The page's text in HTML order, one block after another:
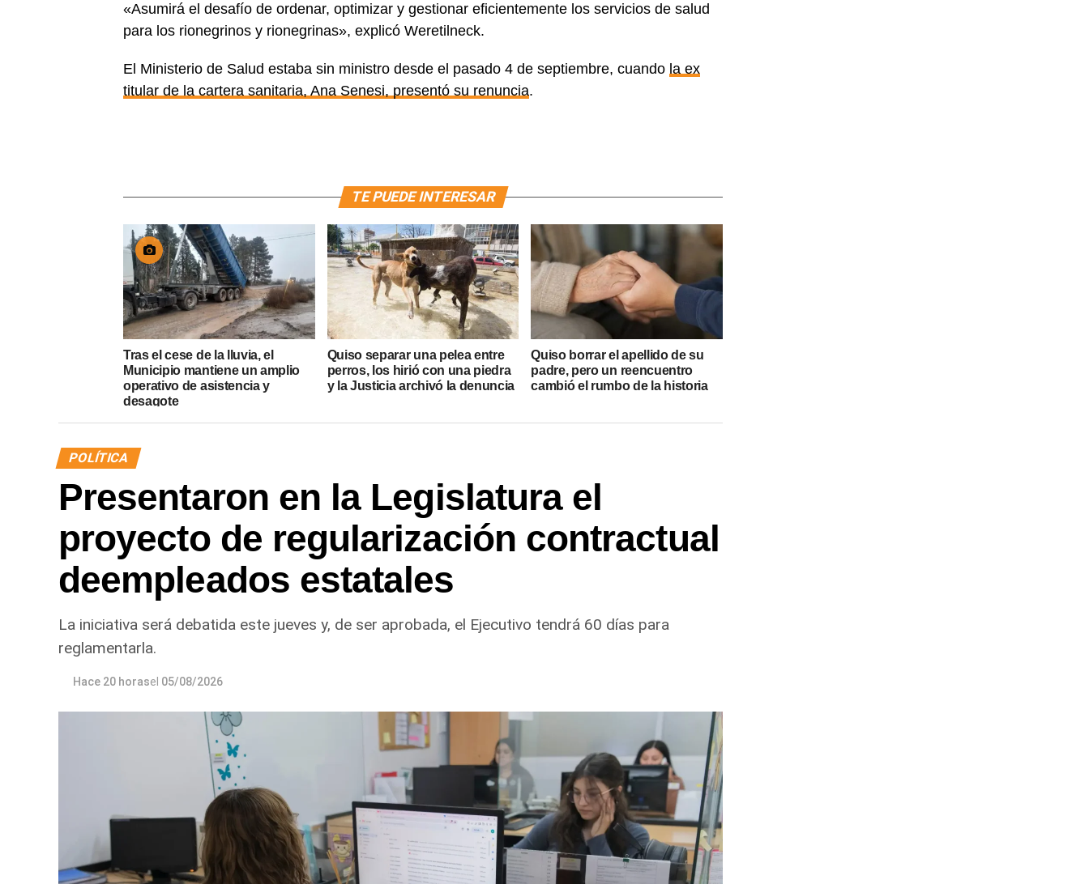
«Asumirá el desafío de ordenar, optimizar y gestionar eficientemente los servicios de salud
para los rionegrinos y rionegrinas», explicó Weretilneck.
El Ministerio de Salud estaba sin ministro desde el pasado 4 de septiembre, cuando la ex
titular de la cartera sanitaria, Ana Senesi, presentó su renuncia.
TE PUEDE INTERESAR
Tras el cese de la lluvia, el
Municipio mantiene un amplio
operativo de asistencia y
desagote
Quiso separar una pelea entre
perros, los hirió con una piedra
y la Justicia archivó la denuncia
Quiso borrar el apellido de su
padre, pero un reencuentro
cambió el rumbo de la historia
POLÍTICA
Presentaron en la Legislatura el
proyecto de regularización contractual
deempleados estatales
La iniciativa será debatida este jueves y, de ser aprobada, el Ejecutivo tendrá 60 días para
reglamentarla.
Hace 20 horasel 05/08/2026